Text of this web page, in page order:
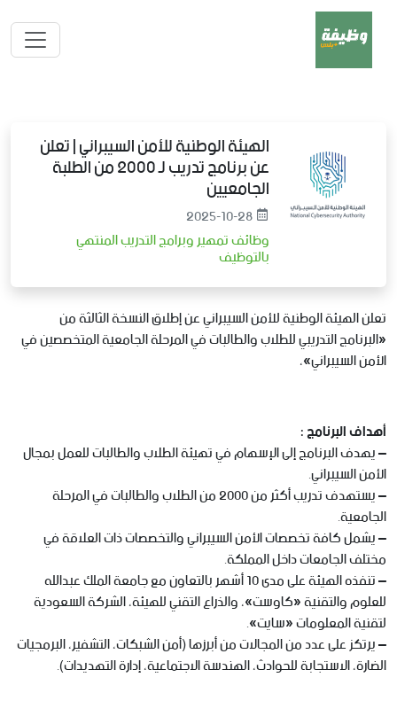
الهيئة الوطنية للأمن السيبراني | تعلن
عن برنامج تدريب لـ 2000 من الطلبة
الجامعيين
2025-10-28
وظائف تمهير وبرامج التدريب المنتهي
بالتوظيف
تعلن الهيئة الوطنية للأمن السيبراني عن إطلاق النسخة الثالثة من
«البرنامج التدريبي للطلاب والطالبات في المرحلة الجامعية المتخصصين في
الأمن السيبراني»،
أهداف البرنامج :
– يهدف البرنامج إلى الإسهام في تهيئة الطلاب والطالبات للعمل بمجال
الأمن السيبراني.
– يستهدف تدريب أكثر من 2000 من الطلاب والطالبات في المرحلة
الجامعية.
– يشمل كافة تخصصات الأمن السيبراني والتخصصات ذات العلاقة في
مختلف الجامعات داخل المملكة.
– تنفذه الهيئة على مدى 10 أشهر بالتعاون مع جامعة الملك عبدالله
للعلوم والتقنية «كاوست»، والذراع التقني للهيئة، الشركة السعودية
لتقنية المعلومات «سايت».
– يرتكز على عدد من المجالات من أبرزها (أمن الشبكات، التشفير، البرمجيات
الضارة، الاستجابة للحوادث، الهندسة الاجتماعية، إدارة التهديدات).